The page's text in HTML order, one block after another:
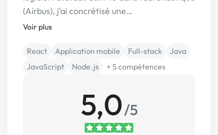
(Airbus), j'ai concrétisé une…
Voir plus
React Application mobile Full-stack
Java
JavaScript
Node.js + 5 compétences
5,0/5